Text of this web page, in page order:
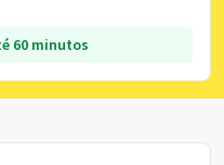
60 minutos